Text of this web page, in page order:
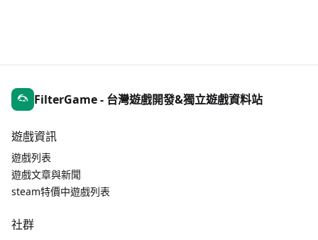
FilterGame - 台灣遊戲開發&獨立遊戲資料站
遊戲資訊
遊戲列表
遊戲文章與新聞
steam特價中遊戲列表
社群